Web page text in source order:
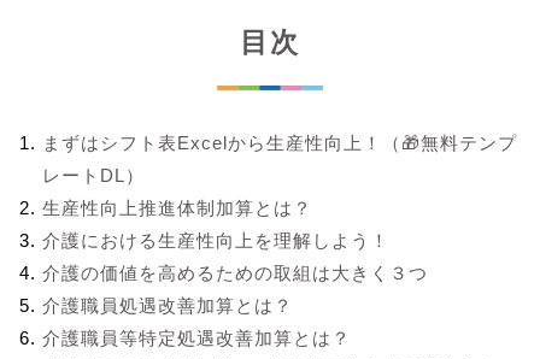
目次
まずはシフト表Excelから生産性向上！（🎁無料テンプ
レートDL）
生産性向上推進体制加算とは？
介護における生産性向上を理解しよう！
介護の価値を高めるための取組は大きく３つ
介護職員処遇改善加算とは？
介護職員等特定処遇改善加算とは？